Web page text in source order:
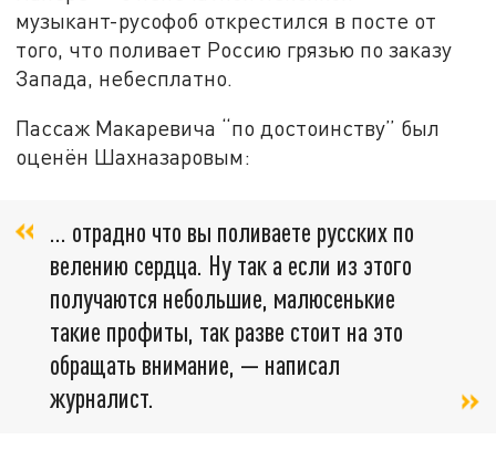
музыкант-русофоб открестился в посте от
того, что поливает Россию грязью по заказу
Запада, небесплатно.
Пассаж Макаревича “по достоинству” был
оценён Шахназаровым:
… отрадно что вы поливаете русских по
велению сердца. Ну так а если из этого
получаются небольшие, малюсенькие
такие профиты, так разве стоит на это
обращать внимание, — написал
журналист.